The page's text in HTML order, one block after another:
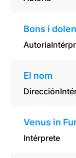
Bons i
Autoría
El nom
Dirección
Venus in
Intérprete